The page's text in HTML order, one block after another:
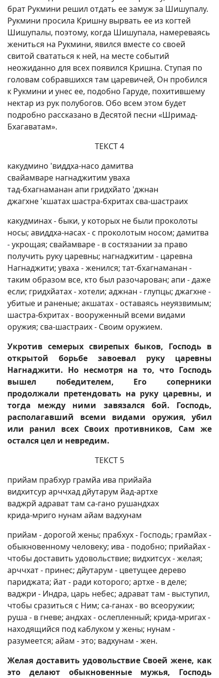
брат Рукмини решил отдать ее замуж за Шишупалу.
Рукмини просила Кришну вырвать ее из когтей
Шишупалы, поэтому, когда Шишупала, намереваясь
жениться на Рукмини, явился вместе со своей
свитой свататься к ней, на месте событий
неожиданно для всех появился Кришна. Ступая по
головам собравшихся там царевичей, Он пробился
к Рукмини и унес ее, подобно Гаруде, похитившему
нектар из рук полубогов. Обо всем этом будет
подробно рассказано в Десятой песни «Шримад-
Бхагаватам».
ТЕКСТ 4
какудмино 'виддха-насо дамитва
свайамваре нагнаджитим уваха
тад-бхагнаманан апи гридхйато 'джнан
джагхне 'кшатах шастра-бхритах сва-шастраих
какудминах - быки, у которых не были проколоты
носы; авиддха-насах - с проколотым носом; дамитва
- укрощая; свайамваре - в состязании за право
получить руку царевны; нагнаджитим - царевна
Нагнаджити; уваха - женился; тат-бхагнаманан -
таким образом все, кто был разочарован; апи - даже
если; гридхйатах - хотели; аджнан - глупцы; джагхне -
убитые и раненые; акшатах - оставаясь неуязвимым;
шастра-бхритах - вооруженный всеми видами
оружия; сва-шастраих - Своим оружием.
Укротив семерых свирепых быков, Господь в
открытой борьбе завоевал руку царевны
Нагнаджити. Но несмотря на то, что Господь
вышел победителем, Его соперники
продолжали претендовать на руку царевны, и
тогда между ними завязался бой. Господь,
располагавший всеми видами оружия, убил
или ранил всех Своих противников, Сам же
остался цел и невредим.
ТЕКСТ 5
прийам прабхур грамйа ива прийайа
видхитсур арччхад дйутарум йад-артхе
ваджрй адрават там са-гано рушандхах
крида-мриго нунам айам вадхунам
прийам - дорогой жены; прабхух - Господь; грамйах -
обыкновенному человеку; ива - подобно; прийайах -
чтобы доставить удовольствие; видхитсух - желая;
арччхат - принес; дйутарум - цветущее дерево
париджата; йат - ради которого; артхе - в деле;
ваджри - Индра, царь небес; адрават там - выступил,
чтобы сразиться с Ним; са-ганах - во всеоружии;
руша - в гневе; андхах - ослепленный; крида-мригах -
находящийся под каблуком у жены; нунам -
разумеется; айам - это; вадхунам - жен.
Желая доставить удовольствие Своей жене, как
это делают обыкновенные мужья, Господь